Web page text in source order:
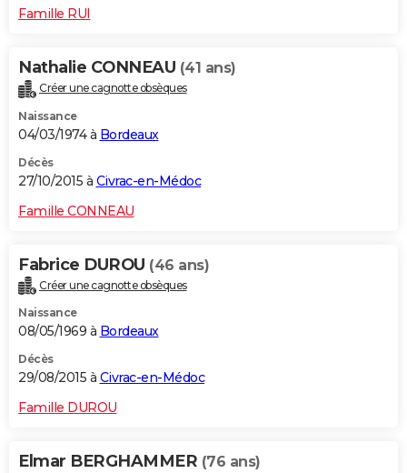
Famille RUI
Nathalie CONNEAU (41 ans)
Créer une cagnotte obsèques
Naissance
04/03/1974 à Bordeaux
Décès
27/10/2015 à Civrac-en-Médoc
Famille CONNEAU
Fabrice DUROU (46 ans)
Créer une cagnotte obsèques
Naissance
08/05/1969 à Bordeaux
Décès
29/08/2015 à Civrac-en-Médoc
Famille DUROU
Elmar BERGHAMMER (76 ans)